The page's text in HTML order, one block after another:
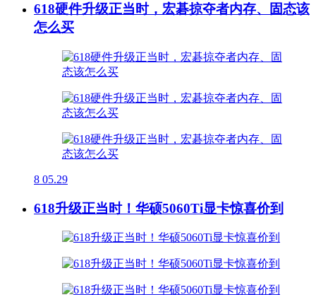
618硬件升级正当时，宏碁掠夺者内存、固态该
怎么买
8 05.29
618升级正当时！华硕5060Ti显卡惊喜价到